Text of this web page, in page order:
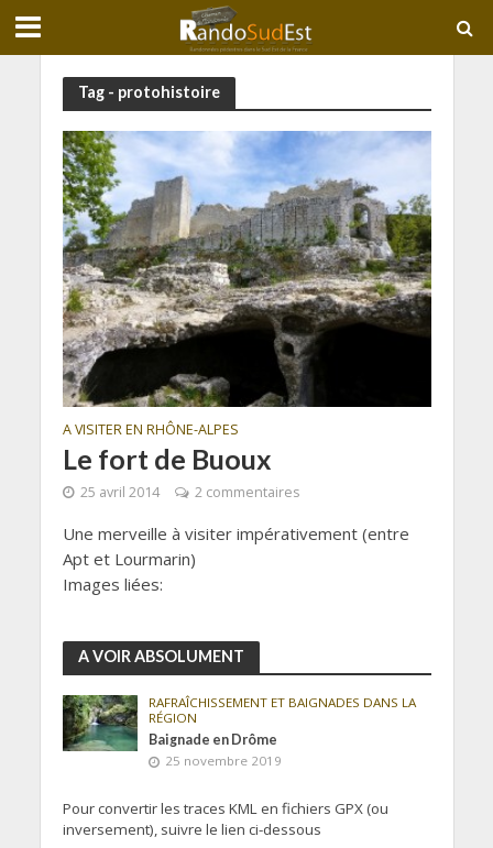
Tag - protohistoire
A VISITER EN RHÔNE-ALPES
Le fort de Buoux
25 avril 2014 2 commentaires
Une merveille à visiter impérativement (entre
Apt et Lourmarin)
Images liées:
A VOIR ABSOLUMENT
RAFRAÎCHISSEMENT ET BAIGNADES DANS LA
RÉGION
Baignade en Drôme
25 novembre 2019
Pour convertir les traces KML en fichiers GPX (ou
inversement), suivre le lien ci-dessous